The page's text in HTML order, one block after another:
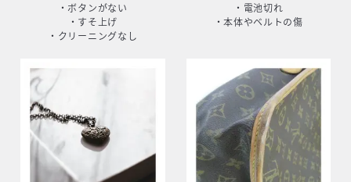
・ボタンがない
・すそ上げ
・クリーニングなし
・電池切れ
・本体やベルトの傷